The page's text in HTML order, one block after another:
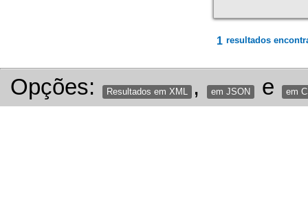
1 resultados
Opções: Resultados em XML , em JSON e em